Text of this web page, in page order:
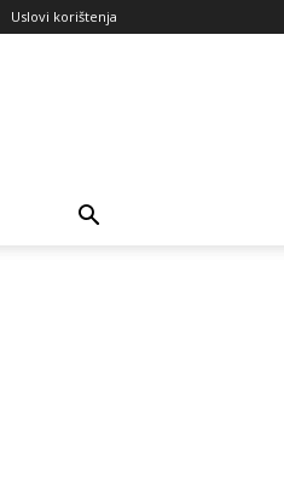
Uslovi korištenja